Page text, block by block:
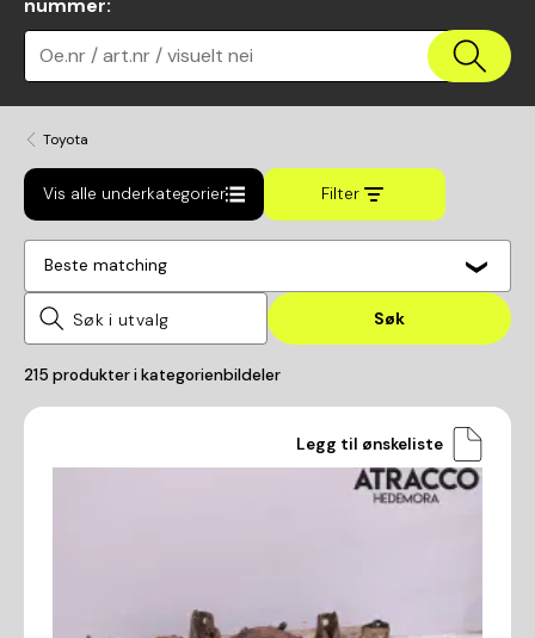
nummer:
Oe.nr / art.nr / visuelt nei
Toyota
Vis alle underkategorier Filter
Beste matching
Søk
215 produkter i kategorienbildeler
Legg til ønskeliste